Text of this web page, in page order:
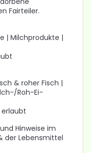
Fairteiler.
| Milchprodukte |
& roher Fisch |
Roh-Ei-
Hinweise im
der Lebensmittel